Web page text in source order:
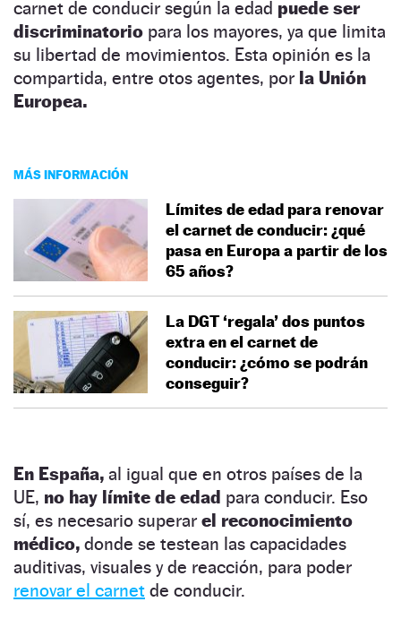
carnet de conducir según la edad puede ser
discriminatorio para los mayores, ya que limita
su libertad de movimientos. Esta opinión es la
compartida, entre otos agentes, por la Unión
Europea.
MÁS INFORMACIÓN
Límites de edad para renovar
el carnet de conducir: ¿qué
pasa en Europa a partir de los
65 años?
La DGT ‘regala’ dos puntos
extra en el carnet de
conducir: ¿cómo se podrán
conseguir?
En España, al igual que en otros países de la
UE, no hay límite de edad para conducir. Eso
sí, es necesario superar el reconocimiento
médico, donde se testean las capacidades
auditivas, visuales y de reacción, para poder
renovar el carnet de conducir.